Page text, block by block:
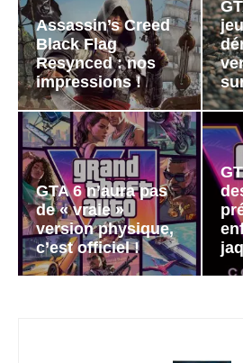
Assassin’s Creed
Black Flag
Resynced : nos
impressions !
GTA 6 n’aura pas
de « vraie »
version physique,
c’est officiel !